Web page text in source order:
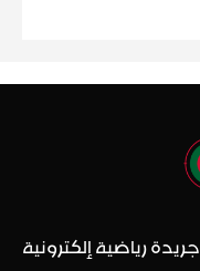
جريدة رياضية إلكترونية